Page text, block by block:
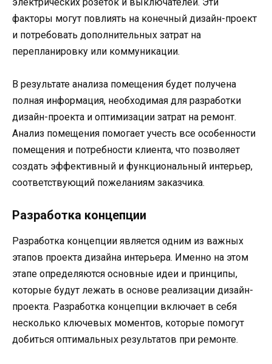
факторы могут повлиять на конечный дизайн-проект
и потребовать дополнительных затрат на
перепланировку или коммуникации.
В результате анализа помещения будет получена
полная информация, необходимая для разработки
дизайн-проекта и оптимизации затрат на ремонт.
Анализ помещения помогает учесть все особенности
помещения и потребности клиента, что позволяет
создать эффективный и функциональный интерьер,
соответствующий пожеланиям заказчика.
Разработка концепции
Разработка концепции является одним из важных
этапов проекта дизайна интерьера. Именно на этом
этапе определяются основные идеи и принципы,
которые будут лежать в основе реализации дизайн-
проекта. Разработка концепции включает в себя
несколько ключевых моментов, которые помогут
добиться оптимальных результатов при ремонте.